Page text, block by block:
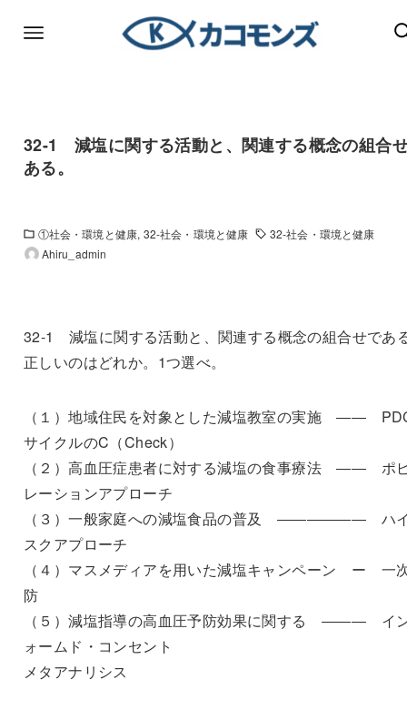
32-1 減塩に関する活動と、関連する概念の組合
ある。
①社会・環境と健康 32-社会・環境と健康
32-社会・環境と健康
Ahiru_admin
32-1 減塩に関する活動と、関連する概念の組合せであ
正しいのはどれか。1つ選べ。
（１）地域住民を対象とした減塩教室の実施 ――
サイクルのC（Check）
（２）高血圧症患者に対する減塩の食事療法 ―― ポ
レーションアプローチ
（３）一般家庭への減塩食品の普及 ―――――― ハ
スクアプローチ
（４）マスメディアを用いた減塩キャンペーン ー 一
防
（５）減塩指導の高血圧予防効果に関する ――― イ
ォームド・コンセント
メタアナリシス